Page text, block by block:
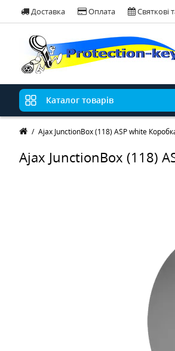
Доставка Оплата Святкові
Каталог товарів
Ajax JunctionBox (118) ASP white
Ajax JunctionBox (118)